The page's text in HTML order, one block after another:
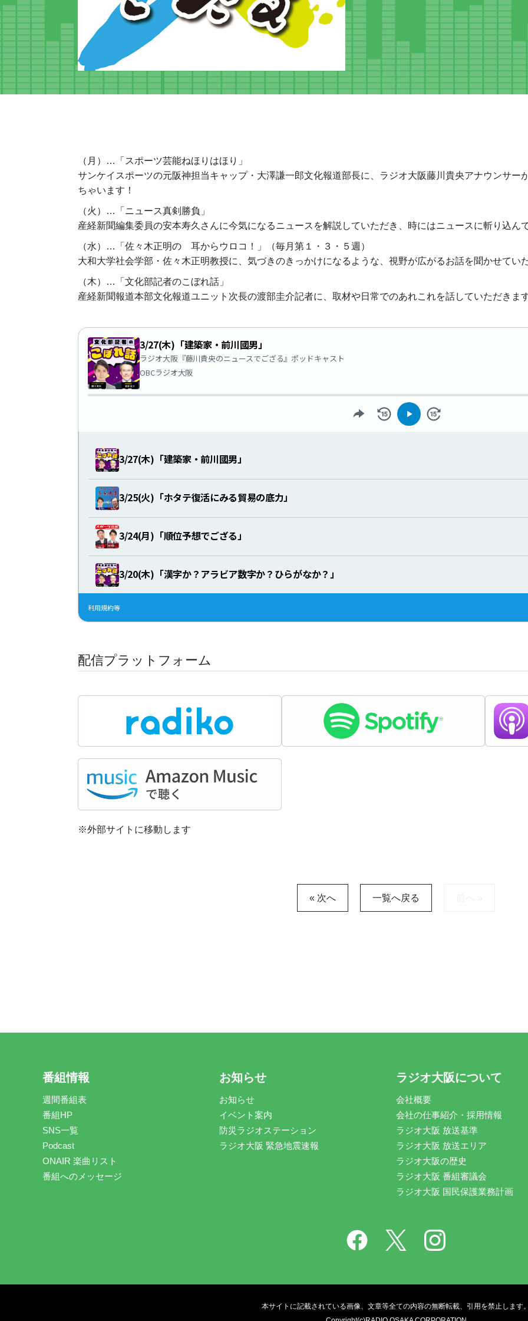
（月）…「スポーツ芸能ねほりはほり」
サンケイスポーツの元阪神担当キャップ・大澤謙一郎文化報道部長に、ラジオ大阪藤川貴央アナウンサー
ちゃいます！
（火）…「ニュース真剣勝負」
産経新聞編集委員の安本寿久さんに今気になるニュースを解説していただき、時にはニュースに斬り込ん
（水）…「佐々木正明の 耳からウロコ！」（毎月第１・３・５週）
大和大学社会学部・佐々木正明教授に、気づきのきっかけになるような、視野が広がるお話を聞かせてい
（木）…「文化部記者のこぼれ話」
産経新聞報道本部文化報道ユニット次長の渡部圭介記者に、取材や日常でのあれこれを話していただきま
配信プラットフォーム
※外部サイトに移動します
« 次へ 一覧へ戻る
番組情報
週間番組表
番組HP
SNS一覧
Podcast
ONAIR 楽曲リスト
番組へのメッセージ
お知らせ
お知らせ
イベント案内
防災ラジオステーション
ラジオ大阪 緊急地震速報
ラジオ大阪について
会社概要
会社の仕事紹介・採用情報
ラジオ大阪 放送基準
ラジオ大阪 放送エリア
ラジオ大阪の歴史
ラジオ大阪 番組審議会
ラジオ大阪 国民保護業務計画
本サイトに記載されている画像、文章等全ての内容の無断転載、引用を禁止します